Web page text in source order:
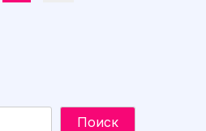
Поиск